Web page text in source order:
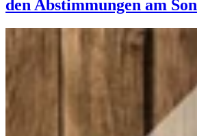
den Abstimmungen am